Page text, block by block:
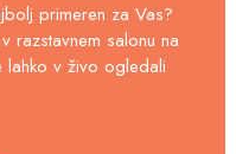
primeren za Vas?
razstavnem salonu na
lahko v živo ogledali